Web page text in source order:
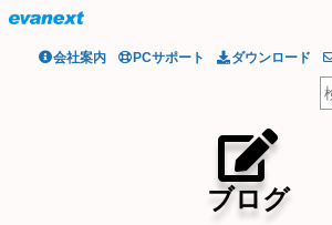
会社案内 PCサポート ダウンロード
ブログ